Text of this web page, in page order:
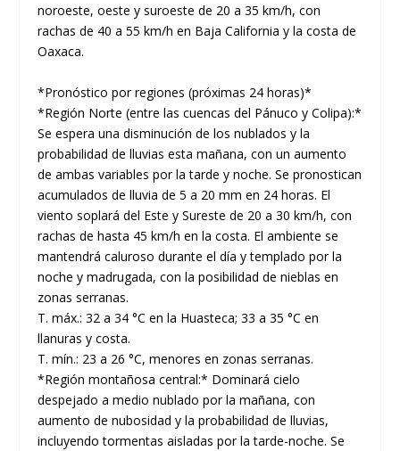
noroeste, oeste y suroeste de 20 a 35 km/h, con
rachas de 40 a 55 km/h en Baja California y la costa de
Oaxaca.
*Pronóstico por regiones (próximas 24 horas)*
*Región Norte (entre las cuencas del Pánuco y Colipa):*
Se espera una disminución de los nublados y la
probabilidad de lluvias esta mañana, con un aumento
de ambas variables por la tarde y noche. Se pronostican
acumulados de lluvia de 5 a 20 mm en 24 horas. El
viento soplará del Este y Sureste de 20 a 30 km/h, con
rachas de hasta 45 km/h en la costa. El ambiente se
mantendrá caluroso durante el día y templado por la
noche y madrugada, con la posibilidad de nieblas en
zonas serranas.
T. máx.: 32 a 34 °C en la Huasteca; 33 a 35 °C en
llanuras y costa.
T. mín.: 23 a 26 °C, menores en zonas serranas.
*Región montañosa central:* Dominará cielo
despejado a medio nublado por la mañana, con
aumento de nubosidad y la probabilidad de lluvias,
incluyendo tormentas aisladas por la tarde-noche. Se